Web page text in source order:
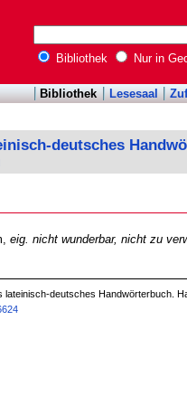
Bibliothek Nur in
Bibliothek Lesesaal
deutsches
eig. nicht wunderbar, nicht zu
lateinisch-deutsches Handwörterbuch.